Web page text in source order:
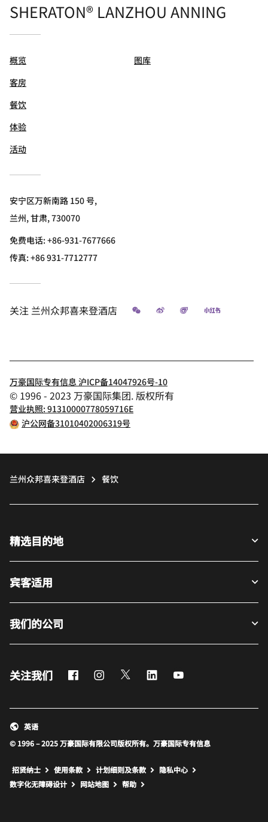
SHERATON® LANZHOU ANNING
概览
客房
餐饮
体验
活动
图库
安宁区万新南路 150 号,
兰州, 甘肃, 730070
免费电话:+86-931-7677666
传真:+86 931-7712777
关注 兰州众邦喜来登酒店 微信 微博 飞猪 小红书
万豪国际专有信息 沪ICP备14047926号-10
© 1996 - 2023 万豪国际集团. 版权所有
营业执照: 91310000778059716E
沪公网备31010402006319号
兰州众邦喜来登酒店 餐饮
精选目的地
宾客适用
我们的公司
关注我们 FacebookInstagram
Twitter LinkedIn
© 1996 – 2025 万豪国际有限公司版权所有。万豪国际专有信息
英语
招贤纳士 使用条款 计划细则及条款
隐私中心
数字化无障碍设计
网站地图 打开新窗口
帮助